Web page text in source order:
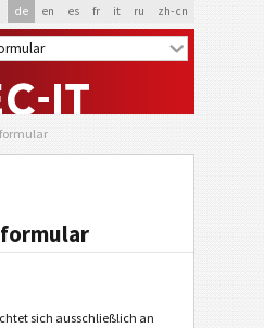
de en es fr it ru zh-cn
sich ausschließlich an